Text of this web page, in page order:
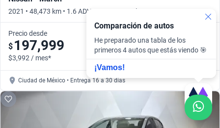
2021 • 48,473 km • 1.6 ADVANCE • Manual
Precio desde
$ 197,999
$3,992 / mes*
Ciudad de México • Entrega 16 a 30 días
Comparación de autos
He preparado una tabla de los
primeros 4 autos que estás viendo 🎯
¡Vamos!